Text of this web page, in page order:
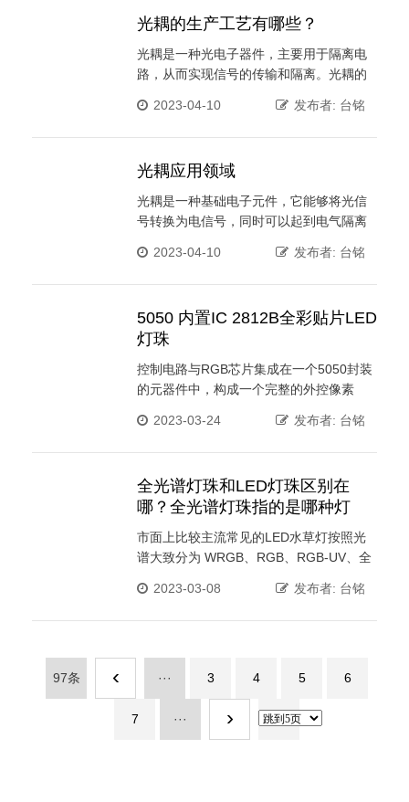
20-60MA,接收20MA...
光耦的生产工艺有哪些？
光耦是一种光电子器件，主要用于隔离电
路，从而实现信号的传输和隔离。光耦的
才能最终生产出高质量的光耦。本文将详
细介绍光耦是如何从0到1生产出来的。第
和光敏三极管。这些器件需要在基板上制
备。首先，选择高纯度的硅片或玻璃作为
基板材料。然...
2023-04-10 发布者: 台铭
光耦应用领域
光耦是一种基础电子元件，它能够将光信
号转换为电信号，同时可以起到电气隔离
的应用，例如在通信、计算机、医疗、工
业控制等领域中，它们被广泛使用。在本
的结构和工作原理光耦是由光电二极管和
光敏三极管构成的电子元件。光电二极管
可以将光信号...
2023-04-10 发布者: 台铭
5050 内置IC 2812B全彩贴片LED
灯珠
控制电路与RGB芯片集成在一个5050封装
的元器件中，构成一个完整的外控像素
收到信号后经过波形整形再输出，保证线
路波形畸变不会累加。●内置上电复位和掉
实现256级亮度显示，完成16777216种颜
色的全真色彩显示，扫描频率不低于
400Hz/s.串行级联接...
2023-03-24 发布者: 台铭
全光谱灯珠和LED灯珠区别在
哪？全光谱灯珠指的是哪种灯
珠？
市面上比较主流常见的LED水草灯按照光
谱大致分为 WRGB、RGB、RGB-UV、全
是在于光谱的成分。这里说明一下:W-一般
指白光、R-指红光、G指绿光、B指蓝光、
有助于植物发色，让植物生长更鲜艳，特
别是辣椒榕，商用的紫外光对人体损害
极...
2023-03-08 发布者: 台铭
97条 ‹ ··· 3 4 5 6
7 ··· ›